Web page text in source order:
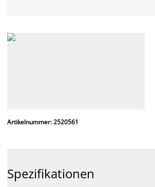
Artikelnummer: 2520561
Spezifikationen